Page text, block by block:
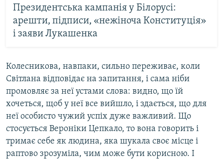
Президентська кампанія у Білорусі:
арешти, підписи, «нежіноча Конституція»
і заяви Лукашенка
Колесникова, навпаки, сильно переживає, коли
Світлана відповідає на запитання, і сама ніби
промовляє за неї устами слова: видно, що їй
хочеться, щоб у неї все вийшло, і здається, що для
неї особисто чужий успіх дуже важливий. Що
стосується Вероніки Цепкало, то вона говорить і
тримає себе як людина, яка шукала своє місце і
раптово зрозуміла, чим може бути корисною. І